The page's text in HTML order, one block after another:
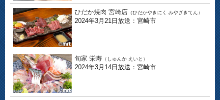
ひだか焼肉 宮崎店 （ひだかやきにく みやざきてん）
2024年3月21日放送：宮崎市
旬家 栄寿 （しゅんか えいと）
2024年3月14日放送：宮崎市